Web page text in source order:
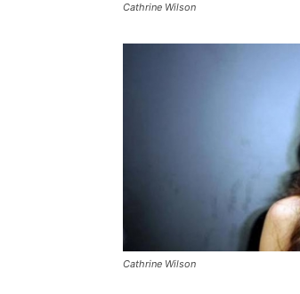
Cathrine Wilson
Cathrine Wilson